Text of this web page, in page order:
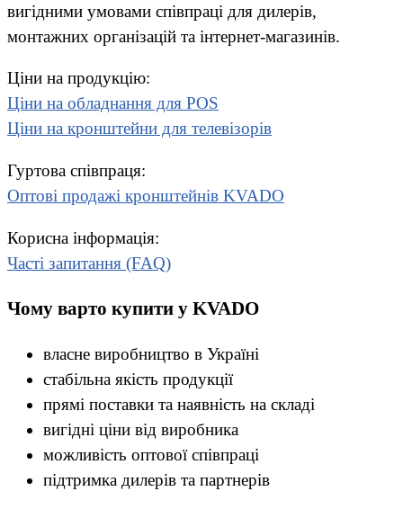
вигідними умовами співпраці для дилерів,
монтажних організацій та інтернет-магазинів.
Ціни на продукцію:
Ціни на обладнання для POS
Ціни на кронштейни для телевізорів
Гуртова співпраця:
Оптові продажі кронштейнів KVADO
Корисна інформація:
Часті запитання (FAQ)
Чому варто купити у KVADO
власне виробництво в Україні
стабільна якість продукції
прямі поставки та наявність на складі
вигідні ціни від виробника
можливість оптової співпраці
підтримка дилерів та партнерів